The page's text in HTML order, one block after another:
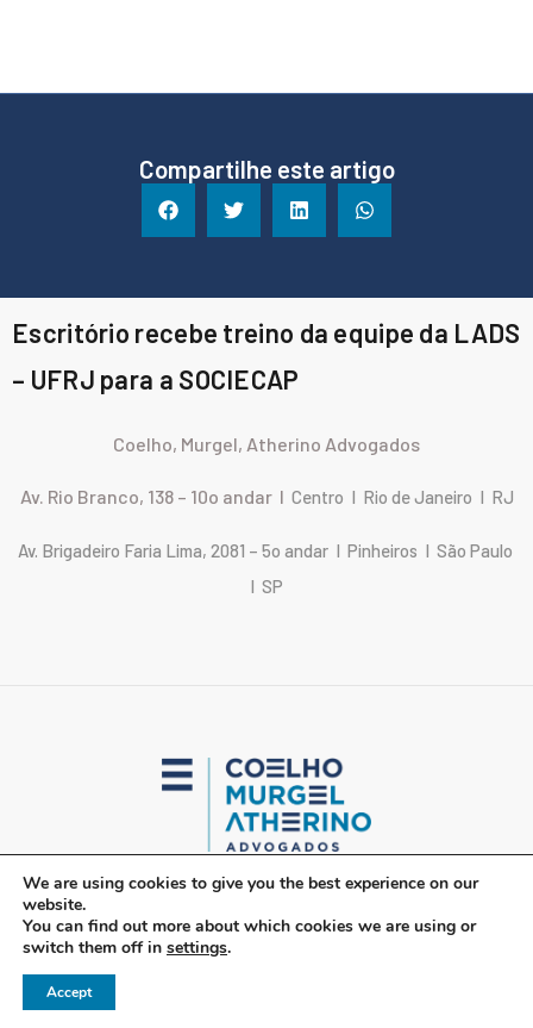
Compartilhe este artigo
Escritório recebe treino da equipe da LADS
– UFRJ para a SOCIECAP
Coelho, Murgel, Atherino Advogados
Av. Rio Branco, 138 – 10o andar I Centro I Rio de Janeiro I RJ
Av. Brigadeiro Faria Lima, 2081 – 5o andar I Pinheiros I São Paulo
I SP
CMA Advogados 2024 © Todos os direitos reservados.
We are using cookies to give you the best experience on our
website.
You can find out more about which cookies we are using or
switch them off in settings.
Accept